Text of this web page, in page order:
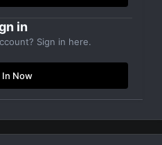
in
Sign in here.
In Now